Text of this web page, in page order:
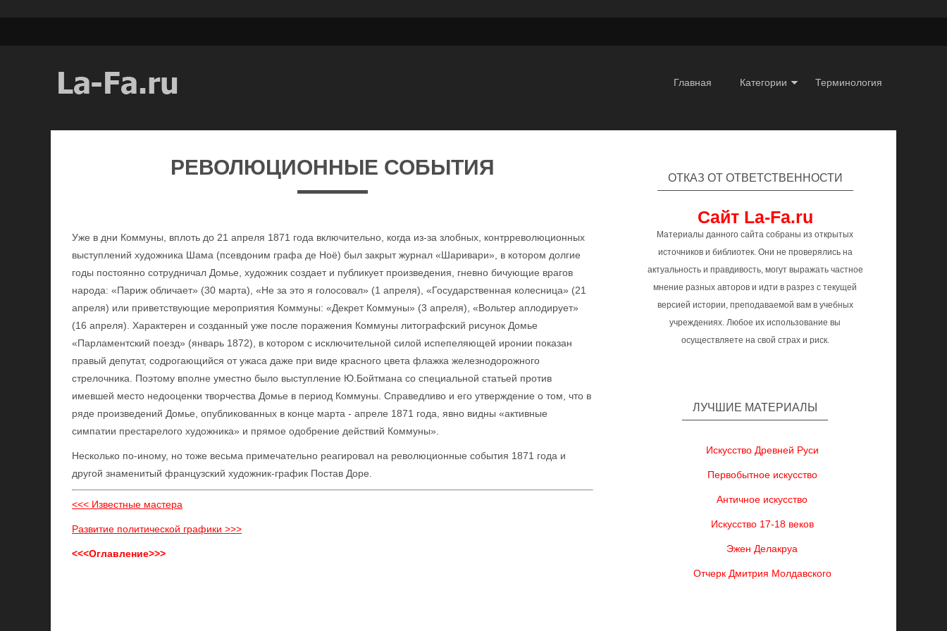
Главная Категории Терминология
РЕВОЛЮЦИОННЫЕ СОБЫТИЯ
Уже в дни Коммуны, вплоть до 21 апреля 1871 года включительно, когда из-за злобных, контрреволюционных
выступлений художника Шама (псевдоним графа де Ноё) был закрыт журнал «Шаривари», в котором долгие
годы постоянно сотрудничал Домье, художник создает и публикует произведения, гневно бичующие врагов
народа: «Париж обличает» (30 марта), «Не за это я голосовал» (1 апреля), «Государственная колесница» (21
апреля) или приветствующие мероприятия Коммуны: «Декрет Коммуны» (3 апреля), «Вольтер аплодирует»
(16 апреля). Характерен и созданный уже после поражения Коммуны литографский рисунок Домье
«Парламентский поезд» (январь 1872), в котором с исключительной силой испепеляющей иронии показан
правый депутат, содрогающийся от ужаса даже при виде красного цвета флажка железнодорожного
стрелочника. Поэтому вполне уместно было выступление Ю.Бойтмана со специальной статьей против
имевшей место недооценки творчества Домье в период Коммуны. Справедливо и его утверждение о том, что в
ряде произведений Домье, опубликованных в конце марта - апреле 1871 года, явно видны «активные
симпатии престарелого художника» и прямое одобрение действий Коммуны».
Несколько по-иному, но тоже весьма примечательно реагировал на революционные события 1871 года и
другой знаменитый французский художник-график Постав Доре.
<<< Известные мастера
Развитие политической графики >>>
<<<Оглавление>>>
ОТКАЗ ОТ ОТВЕТСТВЕННОСТИ
Сайт La-Fa.ru
Материалы данного сайта собраны из открытых
источников и библиотек. Они не проверялись на
актуальность и правдивость, могут выражать частное
мнение разных авторов и идти в разрез с текущей
версией истории, преподаваемой вам в учебных
учреждениях. Любое их использование вы
осуществляете на свой страх и риск.
ЛУЧШИЕ МАТЕРИАЛЫ
Искусство Древней Руси
Первобытное искусство
Античное искусство
Искусство 17-18 веков
Эжен Делакруа
Отчерк Дмитрия Молдавского